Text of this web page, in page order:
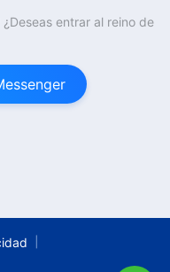
entrar al reino de